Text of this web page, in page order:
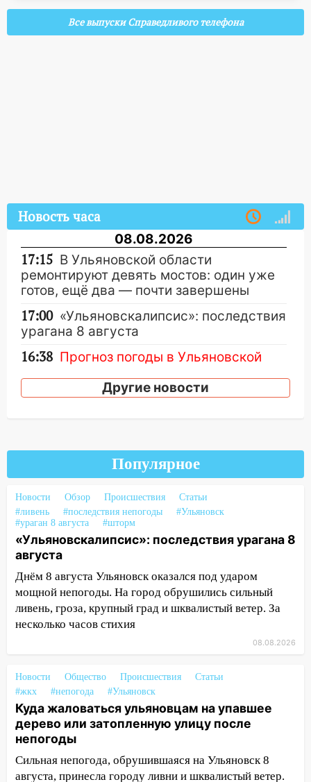
Все выпуски Справедливого телефона
Новость часа
08.08.2026
17:15 В Ульяновской области
ремонтируют девять мостов: один уже
готов, ещё два — почти завершены
17:00 «Ульяновскалипсис»: последствия
урагана 8 августа
16:38 Прогноз погоды в Ульяновской
16:34 Из-за мощной непогоды в
16:17 Мелекесский район первым в
Ульяновской области намолотил более
15:17
В колледжи и техникумы
Ульяновской области подали более 10
тысяч заявлений
15:04
после шторма: поваленные деревья и
затопленные улицы
14:28 Ураган вырвал остановку на улице
пытаются расчистить ливнёвки, не
дождавшись коммунальщиков
14:16 Шторм продолжает ломать город:
на улице Любови Шевцовой рухнул
светофор
14:14 Студента из Ульяновска обманули
Другие новости
Популярное
Новости Обзор Происшествия
Статьи
#ливень
#последствия непогоды
#Ульяновск
#ураган 8 августа
#шторм
«Ульяновскалипсис»: последствия урагана 8
августа
Днём 8 августа Ульяновск оказался под ударом
мощной непогоды. На город обрушились сильный
ливень, гроза, крупный град и шквалистый ветер. За
несколько часов стихия
08.08.2026
Новости Общество Происшествия
Статьи
#жкх
#непогода #Ульяновск
Куда жаловаться ульяновцам на упавшее
дерево или затопленную улицу после
непогоды
Сильная непогода, обрушившаяся на Ульяновск 8
августа, принесла городу ливни и шквалистый ветер.